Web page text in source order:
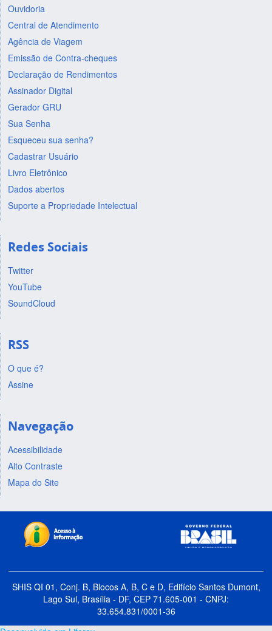
Ouvidoria
Central de Atendimento
Agência de Viagem
Emissão de Contra-cheques
Declaração de Rendimentos
Assinador Digital
Gerador GRU
Sua Senha
Esqueceu sua senha?
Cadastrar Usuário
Livro Eletrônico
Dados abertos
Suporte a Propriedade Intelectual
Redes Sociais
Twitter
YouTube
SoundCloud
RSS
O que é?
Assine
Navegação
Acessibilidade
Alto Contraste
Mapa do Site
SHIS QI 01, Conj. B, Blocos A, B, C e D, Edifício Santos Dumont,
Lago Sul, Brasília - DF, CEP 71.605-001 - CNPJ:
33.654.831/0001-36